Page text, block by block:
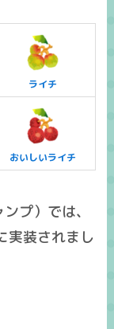
ライチ
おいしいライチ
プ）では、
実装されまし